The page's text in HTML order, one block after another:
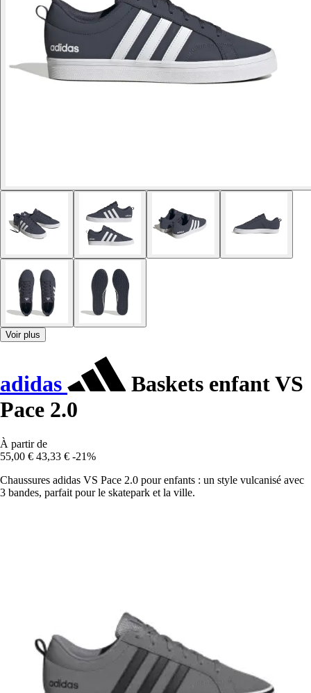
Voir plus
adidas
Baskets enfant VS
Pace 2.0
À partir de
55,00 € 43,33 € -21%
Chaussures adidas VS Pace 2.0 pour enfants : un style vulcanisé avec
3 bandes, parfait pour le skatepark et la ville.